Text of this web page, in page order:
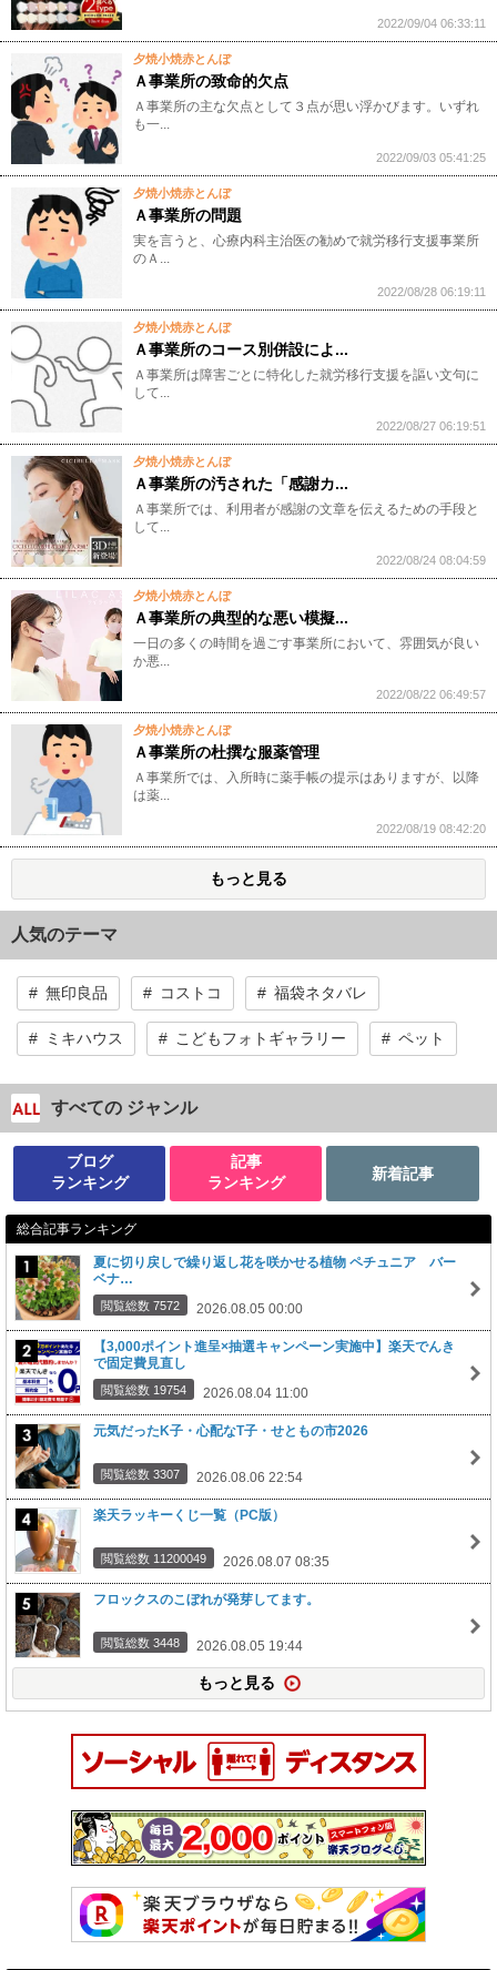
2022/09/04 06:33:11
夕焼小焼赤とんぼ
Ａ事業所の致命的欠点
Ａ事業所の主な欠点として３点が思い浮かびます。いずれ
も一...
2022/09/03 05:41:25
夕焼小焼赤とんぼ
Ａ事業所の問題
実を言うと、心療内科主治医の勧めで就労移行支援事業所
のＡ...
2022/08/28 06:19:11
夕焼小焼赤とんぼ
Ａ事業所のコース別併設によ...
Ａ事業所は障害ごとに特化した就労移行支援を謳い文句に
して...
2022/08/27 06:19:51
夕焼小焼赤とんぼ
Ａ事業所の汚された「感謝カ...
Ａ事業所では、利用者が感謝の文章を伝えるための手段と
して...
2022/08/24 08:04:59
夕焼小焼赤とんぼ
Ａ事業所の典型的な悪い模擬...
一日の多くの時間を過ごす事業所において、雰囲気が良い
か悪...
2022/08/22 06:49:57
夕焼小焼赤とんぼ
Ａ事業所の杜撰な服薬管理
Ａ事業所では、入所時に薬手帳の提示はありますが、以降
は薬...
2022/08/19 08:42:20
もっと見る
人気のテーマ
無印良品 コストコ 福袋ネタバレ
ミキハウス こどもフォトギャラリー ペット
すべての ジャンル
ブログ
ランキング
記事
ランキング
新着記事
総合記事ランキング
夏に切り戻しで繰り返し花を咲かせる植物 ペチュニア バー
ベナ…
閲覧総数 7572 2026.08.05 00:00
【3,000ポイント進呈×抽選キャンペーン実施中】楽天でんき
で固定費見直し
閲覧総数 19754 2026.08.04 11:00
元気だったK子・心配なT子・せともの市2026
閲覧総数 3307 2026.08.06 22:54
楽天ラッキーくじ一覧（PC版）
閲覧総数 11200049 2026.08.07 08:35
フロックスのこぼれが発芽してます。
閲覧総数 3448 2026.08.05 19:44
もっと見る